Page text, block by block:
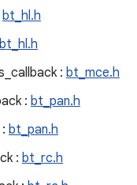
bt_hl.h
bt_hl.h
: bt_mce.h
: bt_pan.h
bt_pan.h
: bt_rc.h